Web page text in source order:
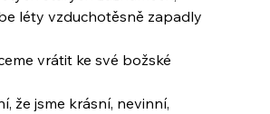
léty vzduchotěsně zapadly
vrátit ke své božské
že jsme krásní, nevinní,